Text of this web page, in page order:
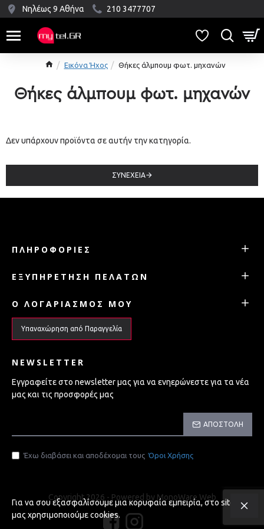
Νηλέως 9 Αθήνα 210 3477707
Εικόνα Ήχος Θήκες άλμπουμ φωτ. μηχανών
Θήκες άλμπουμ φωτ. μηχανών
Δεν υπάρχουν προϊόντα σε αυτήν την κατηγορία.
ΣΥΝΈΧΕΙΑ
ΠΛΗΡΟΦΟΡΊΕΣ
ΕΞΥΠΗΡΈΤΗΣΗ ΠΕΛΑΤΏΝ
Ο ΛΟΓΑΡΙΑΣΜΌΣ ΜΟΥ
Υπαναχώρηση από Παραγγελία
NEWSLETTER
Εγγραφείτε στο newsletter μας για να ενηερώνεστε για τα νέα
μας και τις προσφορές μας
ΑΠΟΣΤΟΛΉ
Έχω διαβάσει και αποδέχομαι τους Όροι Χρήσης
Copyright 2026 - Powered by MonoWare Web
Για να σου εξασφαλίσουμε μια κορυφαία εμπειρία, στο site
μας χρησιμοποιούμε cookies.